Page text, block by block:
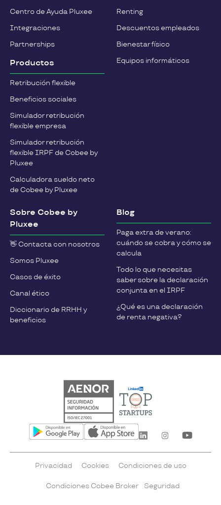
Centro de Ayuda Pluxee
Integraciones
Partnerships
Productos
Retribución flexible
Beneficios sociales
Simulador retribución
flexible empresa
Simulador retribución
flexible IRPF de Cobee by
Pluxee
Calculadora sueldo neto
de Cobee by Pluxee
Renting
Descuentos empleados
Bienestar físico
Equipos informáticos
Sobre Cobee by
Pluxee
👋 Contacta con nosotros
Somos Pluxee
Casos de éxito
Canal ético
Diccionario de RRHH y
beneficios
Blog
Paga extra de verano:
cuándo se cobra y cómo se
calcula
Todo lo que necesitas
saber sobre la declaración
conjunta en el IRPF
¿Qué es una declaración
de renta negativa?
Privacidad Cookies Condiciones de uso
Condiciones Cobee Broker Seguridad